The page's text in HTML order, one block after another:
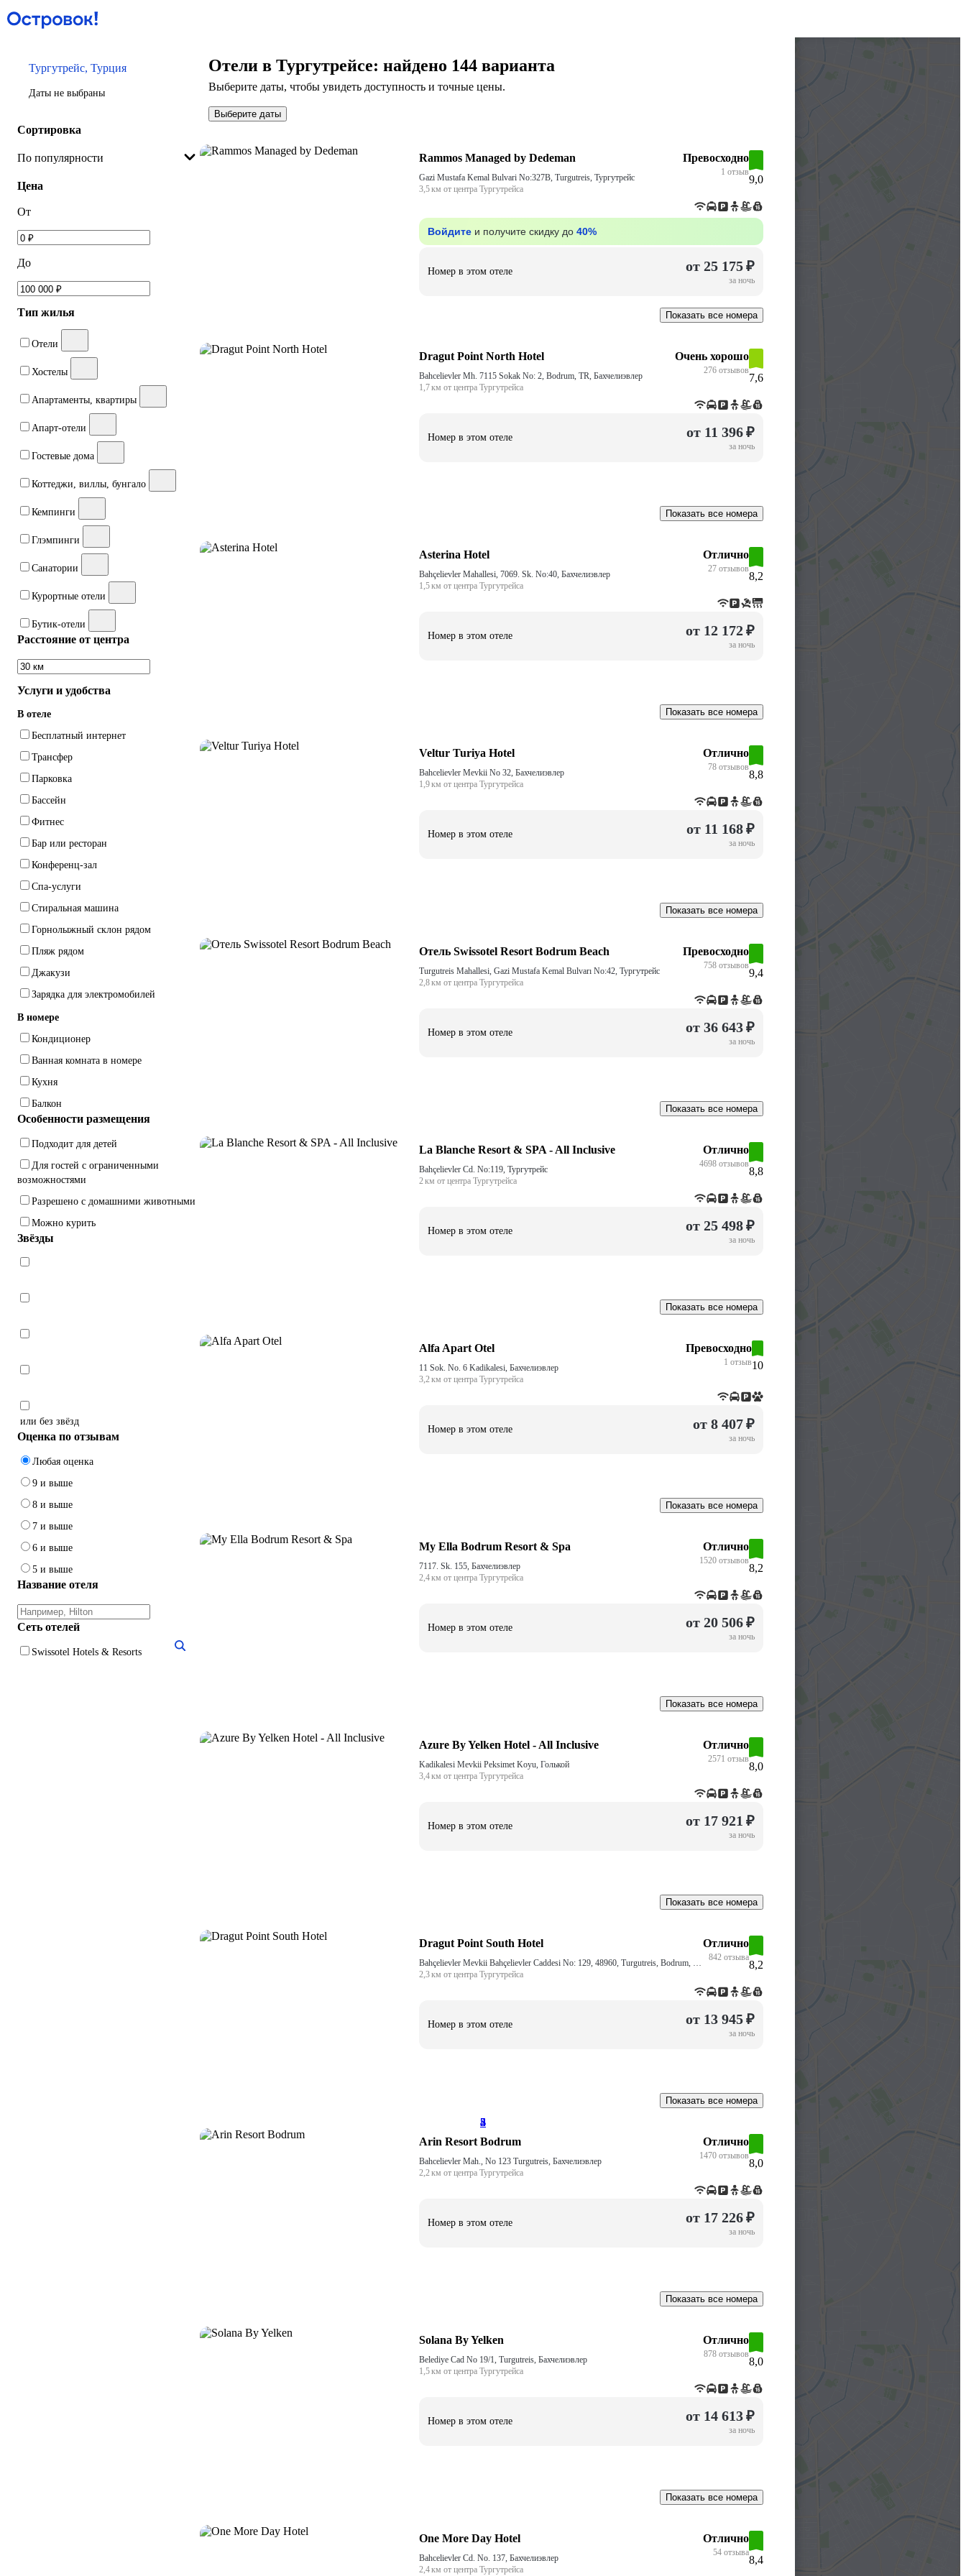
Тургутрейс, Турция
Даты не выбраны
Сортировка
По популярности
Цена
От
До
Тип жилья
Отели
Хостелы
Апартаменты, квартиры
Апарт-отели
Гостевые дома
Коттеджи, виллы, бунгало
Кемпинги
Глэмпинги
Санатории
Курортные отели
Бутик-отели
Расстояние от центра
Услуги и удобства
В отеле
Бесплатный интернет
Трансфер
Парковка
Бассейн
Фитнес
Бар или ресторан
Конференц-зал
Спа-услуги
Стиральная машина
Горнолыжный склон рядом
Пляж рядом
Джакузи
Зарядка для электромобилей
В номере
Кондиционер
Ванная комната в номере
Кухня
Балкон
Особенности размещения
Подходит для детей
Для гостей с ограниченными
возможностями
Разрешено с домашними животными
Можно курить
Звёзды
или без звёзд
Оценка по отзывам
Любая оценка
9 и выше
8 и выше
7 и выше
6 и выше
5 и выше
Название отеля
Сеть отелей
Swissotel Hotels & Resorts
Отели в Тургутрейсе: найдено 144 варианта
Выберите даты, чтобы увидеть доступность и точные цены.
Выберите даты
Rammos Managed by Dedeman
Gazi Mustafa Kemal Bulvari No:327B, Turgutreis, Тургутрейс
3,5 км от центра Тургутрейса
Превосходно
1 отзыв
9,0
Войдите и получите скидку до 40%
Номер в этом отеле от 25 175 ₽
за ночь
Показать все номера
Dragut Point North Hotel
Bahcelievler Mh. 7115 Sokak No: 2, Bodrum, TR, Бахчелиэвлер
1,7 км от центра Тургутрейса
Очень хорошо
276 отзывов
7,6
Номер в этом отеле от 11 396 ₽
за ночь
Показать все номера
Asterina Hotel
Bahçelievler Mahallesi, 7069. Sk. No:40, Бахчелиэвлер
1,5 км от центра Тургутрейса
Отлично
27 отзывов
8,2
Номер в этом отеле от 12 172 ₽
за ночь
Показать все номера
Veltur Turiya Hotel
Bahcelievler Mevkii No 32, Бахчелиэвлер
1,9 км от центра Тургутрейса
Отлично
78 отзывов
8,8
Номер в этом отеле от 11 168 ₽
за ночь
Показать все номера
Отель Swissotel Resort Bodrum Beach
Turgutreis Mahallesi, Gazi Mustafa Kemal Bulvarı No:42, Тургутрейс
2,8 км от центра Тургутрейса
Превосходно
758 отзывов
9,4
Номер в этом отеле от 36 643 ₽
за ночь
Показать все номера
La Blanche Resort & SPA - All Inclusive
Bahçelievler Cd. No:119, Тургутрейс
2 км от центра Тургутрейса
Отлично
4698 отзывов
8,8
Номер в этом отеле от 25 498 ₽
за ночь
Показать все номера
Alfa Apart Otel
11 Sok. No. 6 Kadikalesi, Бахчелиэвлер
3,2 км от центра Тургутрейса
Превосходно
1 отзыв10
Номер в этом отеле от 8 407 ₽
за ночь
Показать все номера
My Ella Bodrum Resort & Spa
7117. Sk. 155, Бахчелиэвлер
2,4 км от центра Тургутрейса
Отлично
1520 отзывов
8,2
Номер в этом отеле от 20 506 ₽
за ночь
Показать все номера
Azure By Yelken Hotel - All Inclusive
Kadikalesi Mevkii Peksimet Koyu, Голькой
3,4 км от центра Тургутрейса
Отлично
2571 отзыв
8,0
Номер в этом отеле от 17 921 ₽
за ночь
Показать все номера
Dragut Point South Hotel
Bahçelievler Mevkii Bahçelievler Caddesi No: 129, 48960, Turgutreis, Bodrum, Muğla, Бахчелиэвлер
2,3 км от центра Тургутрейса
Отлично
842 отзыва
8,2
Номер в этом отеле от 13 945 ₽
за ночь
Показать все номера
Arin Resort Bodrum
Bahcelievler Mah., No 123 Turgutreis, Бахчелиэвлер
2,2 км от центра Тургутрейса
Отлично
1470 отзывов
8,0
Номер в этом отеле от 17 226 ₽
за ночь
Показать все номера
Solana By Yelken
Belediye Cad No 19/1, Turgutreis, Бахчелиэвлер
1,5 км от центра Тургутрейса
Отлично
878 отзывов
8,0
Номер в этом отеле от 14 613 ₽
за ночь
Показать все номера
One More Day Hotel
Bahcelievler Cd. No. 137, Бахчелиэвлер
2,4 км от центра Тургутрейса
Отлично
54 отзыва
8,4
2
3
4
5
8